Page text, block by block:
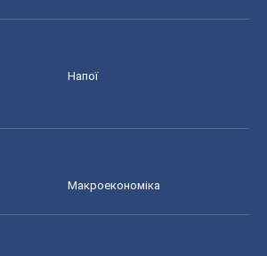
Напої
Макроекономіка